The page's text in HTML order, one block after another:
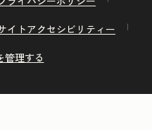
イトアクセシビリティー
管理する